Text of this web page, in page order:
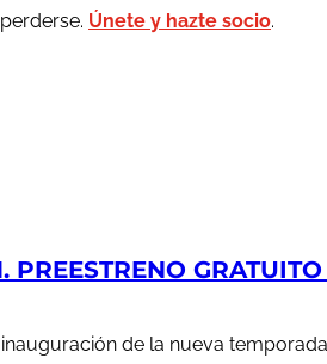
Únete y hazte socio.
de la nueva